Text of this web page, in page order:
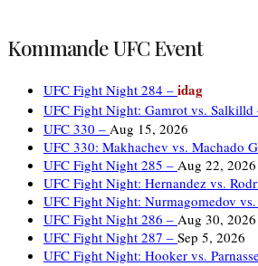
Kommande UFC Event
UFC Fight Night 284 – idag
UFC Fight Night: Gamrot vs. Salkilld
UFC 330 – Aug 15, 2026
UFC 330: Makhachev vs. Machado
UFC Fight Night 285 – Aug 22, 2026
UFC Fight Night: Hernandez vs.
UFC Fight Night: Nurmagomedov
UFC Fight Night 286 – Aug 30, 2026
UFC Fight Night 287 – Sep 5, 2026
UFC Fight Night: Hooker vs.